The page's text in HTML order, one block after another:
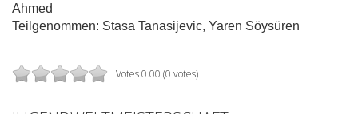
Ahmed
Teilgenommen: Stasa Tanasijevic, Yaren Söysüren
Votes 0.00 (0 votes)